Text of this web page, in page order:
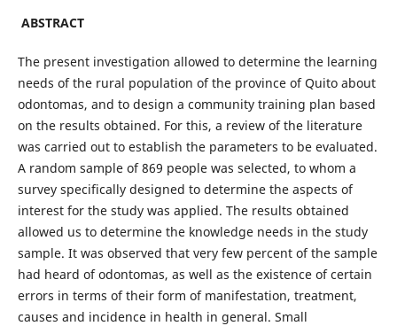
ABSTRACT
The present investigation allowed to determine the learning
needs of the rural population of the province of Quito about
odontomas, and to design a community training plan based
on the results obtained. For this, a review of the literature
was carried out to establish the parameters to be evaluated.
A random sample of 869 people was selected, to whom a
survey specifically designed to determine the aspects of
interest for the study was applied. The results obtained
allowed us to determine the knowledge needs in the study
sample. It was observed that very few percent of the sample
had heard of odontomas, as well as the existence of certain
errors in terms of their form of manifestation, treatment,
causes and incidence in health in general. Small